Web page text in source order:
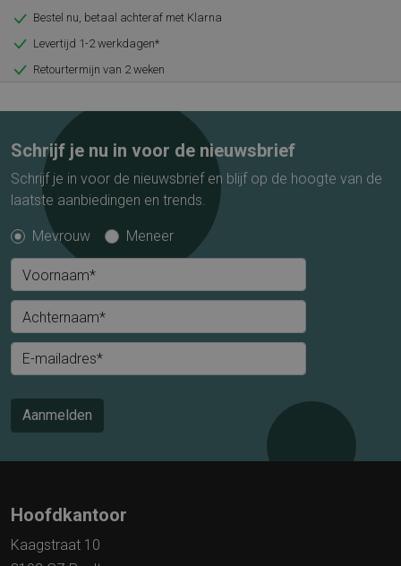
Bestel nu, betaal achteraf met Klarna
Levertijd 1-2 werkdagen*
Retourtermijn van 2 weken
Schrijf je nu in voor de nieuwsbrief
Schrijf je in voor de nieuwsbrief en blijf op de hoogte van de
laatste aanbiedingen en trends.
Mevrouw Meneer
Voornaam*
Achternaam*
E-mailadres*
Aanmelden
Hoofdkantoor
Kaagstraat 10